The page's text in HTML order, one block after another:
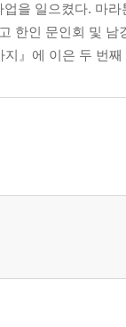
을 일으켰다. 마
한인 문인회 및 남
』에 이은 두 번